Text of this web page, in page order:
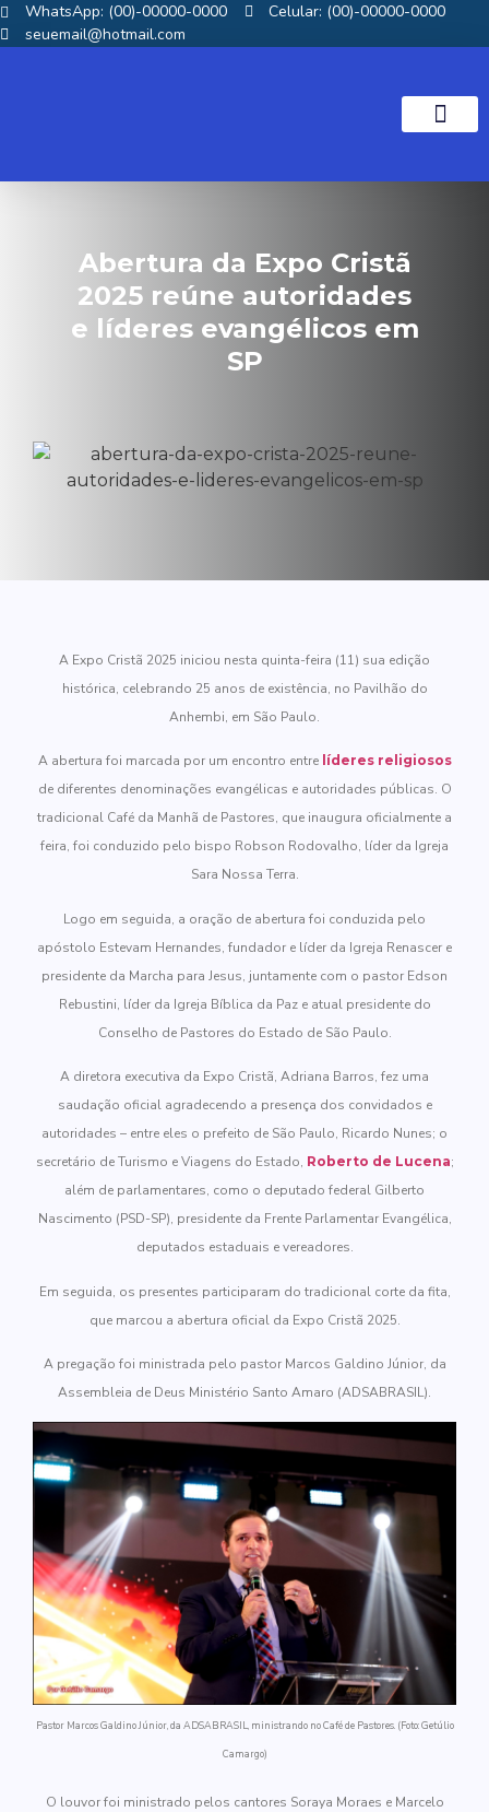
WhatsApp: (00)-00000-0000
Celular: (00)-00000-0000
seuemail@hotmail.com
Abertura da Expo Cristã
2025 reúne autoridades
e líderes evangélicos em
SP
A Expo Cristã 2025 iniciou nesta quinta-feira (11) sua edição
histórica, celebrando 25 anos de existência, no Pavilhão do
Anhembi, em São Paulo.
A abertura foi marcada por um encontro entre líderes religiosos
de diferentes denominações evangélicas e autoridades públicas. O
tradicional Café da Manhã de Pastores, que inaugura oficialmente a
feira, foi conduzido pelo bispo Robson Rodovalho, líder da Igreja
Sara Nossa Terra.
Logo em seguida, a oração de abertura foi conduzida pelo
apóstolo Estevam Hernandes, fundador e líder da Igreja Renascer e
presidente da Marcha para Jesus, juntamente com o pastor Edson
Rebustini, líder da Igreja Bíblica da Paz e atual presidente do
Conselho de Pastores do Estado de São Paulo.
A diretora executiva da Expo Cristã, Adriana Barros, fez uma
saudação oficial agradecendo a presença dos convidados e
autoridades – entre eles o prefeito de São Paulo, Ricardo Nunes; o
secretário de Turismo e Viagens do Estado, Roberto de Lucena;
além de parlamentares, como o deputado federal Gilberto
Nascimento (PSD-SP), presidente da Frente Parlamentar Evangélica,
deputados estaduais e vereadores.
Em seguida, os presentes participaram do tradicional corte da fita,
que marcou a abertura oficial da Expo Cristã 2025.
A pregação foi ministrada pelo pastor Marcos Galdino Júnior, da
Assembleia de Deus Ministério Santo Amaro (ADSABRASIL).
Pastor Marcos Galdino Júnior, da ADSABRASIL, ministrando no Café de Pastores. (Foto: Getúlio
Camargo)
O louvor foi ministrado pelos cantores Soraya Moraes e Marcelo